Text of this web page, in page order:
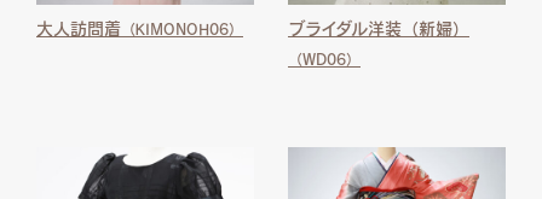
大人訪問着 （KIMONOH06） ブライダル洋装（新婦）
（WD06）